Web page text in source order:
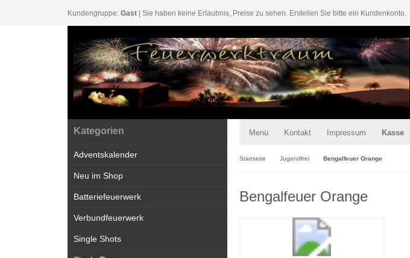
Kundengruppe: Gast | Sie haben keine Erlaubnis, Preise zu sehen. Erstellen Sie bitte ein Kundenkonto.
Menü Kontakt Impressum Kasse
Startseite Jugendfrei Bengalfeuer Orange
Bengalfeuer Orange
Kategorien
Adventskalender
Neu im Shop
Batteriefeuerwerk
Verbundfeuerwerk
Single Shots